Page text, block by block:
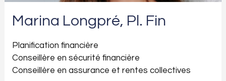
Marina Longpré, Pl. Fin
Planification financière
Conseillère en sécurité financière
Conseillère en assurance et rentes collectives